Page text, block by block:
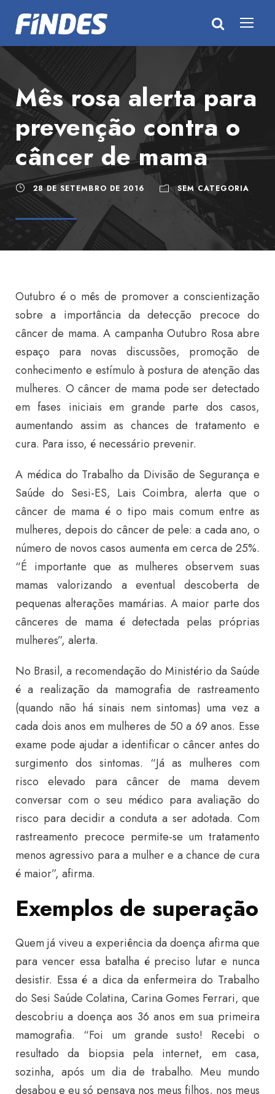
Mês rosa alerta para
prevenção contra o
câncer de mama
28 DE SETEMBRO DE 2016 SEM CATEGORIA
Outubro é o mês de promover a conscientização
sobre a importância da detecção precoce do
câncer de mama. A campanha Outubro Rosa abre
espaço para novas discussões, promoção de
conhecimento e estímulo à postura de atenção das
mulheres. O câncer de mama pode ser detectado
em fases iniciais em grande parte dos casos,
aumentando assim as chances de tratamento e
cura. Para isso, é necessário prevenir.
A médica do Trabalho da Divisão de Segurança e
Saúde do Sesi-ES, Lais Coimbra, alerta que o
câncer de mama é o tipo mais comum entre as
mulheres, depois do câncer de pele: a cada ano, o
número de novos casos aumenta em cerca de 25%.
“É importante que as mulheres observem suas
mamas valorizando a eventual descoberta de
pequenas alterações mamárias. A maior parte dos
cânceres de mama é detectada pelas próprias
mulheres”, alerta.
No Brasil, a recomendação do Ministério da Saúde
é a realização da mamografia de rastreamento
(quando não há sinais nem sintomas) uma vez a
cada dois anos em mulheres de 50 a 69 anos. Esse
exame pode ajudar a identificar o câncer antes do
surgimento dos sintomas. “Já as mulheres com
risco elevado para câncer de mama devem
conversar com o seu médico para avaliação do
risco para decidir a conduta a ser adotada. Com
rastreamento precoce permite-se um tratamento
menos agressivo para a mulher e a chance de cura
é maior”, afirma.
Exemplos de superação
Quem já viveu a experiência da doença afirma que
para vencer essa batalha é preciso lutar e nunca
desistir. Essa é a dica da enfermeira do Trabalho
do Sesi Saúde Colatina, Carina Gomes Ferrari, que
descobriu a doença aos 36 anos em sua primeira
mamografia. “Foi um grande susto! Recebi o
resultado da biopsia pela internet, em casa,
sozinha, após um dia de trabalho. Meu mundo
desabou e eu só pensava nos meus filhos, nos meus